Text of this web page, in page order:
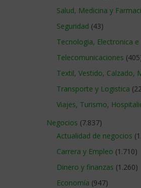
Salud, Medicina y
Seguridad (43)
Tecnologia, Electronica
Telecomunicaciones
Textil, Vestido, Calzado,
Transporte y Logistica
Viajes, Turismo,
Negocios (7.837)
Actualidad de negocios
Carrera y Empleo (1.710)
Dinero y finanzas (1.260)
Economía (947)